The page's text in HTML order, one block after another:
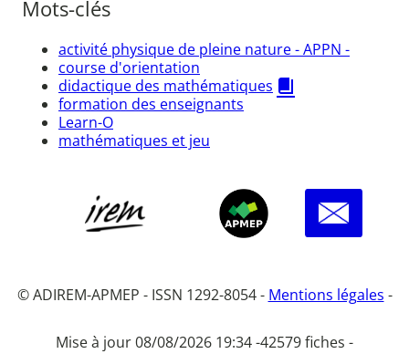
Mots-clés
activité physique de pleine nature - APPN -
course d'orientation
didactique des mathématiques
formation des enseignants
Learn-O
mathématiques et jeu
© ADIREM-APMEP - ISSN 1292-8054 - Mentions légales -
Mise à jour 08/08/2026 19:34 -42579 fiches -